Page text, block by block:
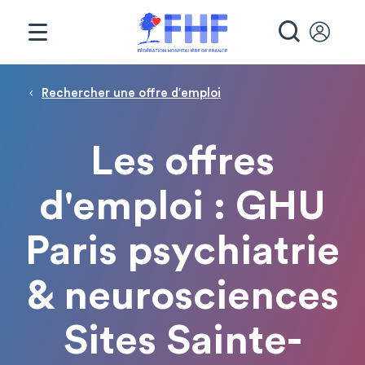
Fil d'Ariane
Rechercher une offre d′emploi
Les offres
d'emploi : GHU
Paris psychiatrie
& neurosciences
Sites Sainte-
Panneau de gestion des cookies